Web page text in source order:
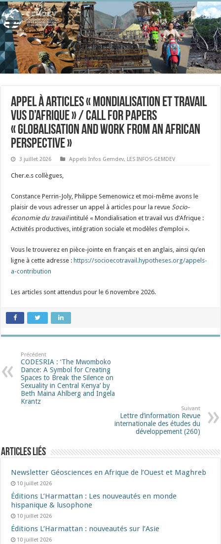
Appel à articles « Mondialisation et travail
vus d’Afrique » / Call for papers
« Globalisation and work from an African
perspective »
3 juillet 2026 Appels Infos Gemdev, LES INFOS-GEMDEV
Cher.e.s collègues,
Constance Perrin-Joly, Philippe Semenowicz et moi-même avons le
plaisir de vous adresser un appel à articles pour la revueSocio-
économie du travailintitulé « Mondialisation et travail vus d’Afrique :
Activités productives, intégration sociale et modèles d’emploi ».
Vous le trouverez en pièce-jointe en français et en anglais, ainsi qu’en
ligne à cette adresse : https://socioecotravail.hypotheses.org/appels-
a-contribution
Les articles sont attendus pour le 6 novembre 2026.
Précédent
CODESRIA : ‘The Mwomboko
Dance: A Symbol for Creating
Spaces to Break the Silence on
Sexuality in Central Kenya’ by
Beth Maina Ahlberg and Ingela
Krantz
Suivant
Lettre d’information Revue
internationale des études du
développement (260)
Articles liés
Newsletter Géosciences en Afrique de l’Ouest et Maghreb
10 juillet 2026
Éditions L’Harmattan : Les nouveautés en monde
hispanique & lusophone
10 juillet 2026
Éditions L’Harmattan : nouveautés sur l’Asie
10 juillet 2026